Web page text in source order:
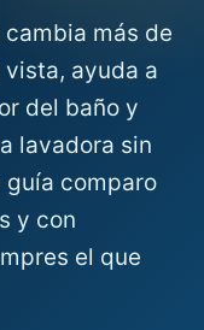
más de
ayuda a
del baño y
lavadora sin
guía comparo
y con
el que